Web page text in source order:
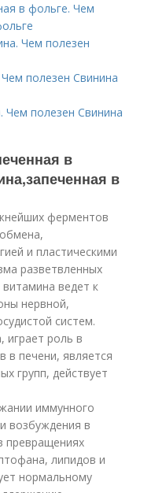
в фольге. Чем
Чем полезен
полезен Свинина
Чем полезен Свинина
в
в
ферментов
и пластическими
разветвленных
ведет к
нервной,
систем.
играет роль в
в печени, является
групп, действует
иммунного
возбуждения в
превращениях
липидов и
нормальному